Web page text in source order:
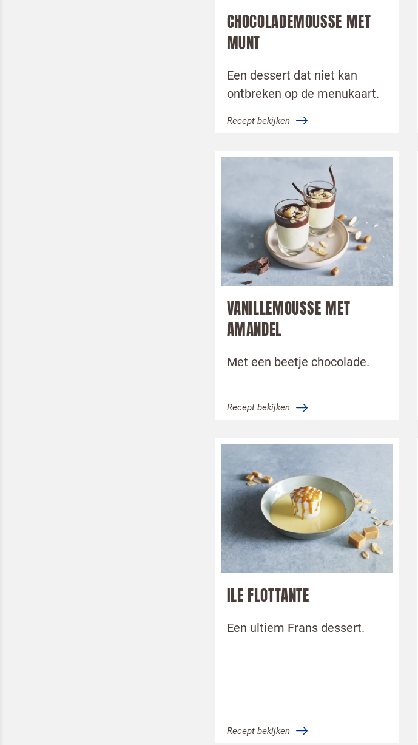
CHOCOLADEMOUSSE MET
MUNT
Een dessert dat niet kan
ontbreken op de menukaart.
Recept bekijken
VANILLEMOUSSE MET
AMANDEL
Met een beetje chocolade.
Recept bekijken
ILE FLOTTANTE
Een ultiem Frans dessert.
Recept bekijken
Ik ben een horeca professional